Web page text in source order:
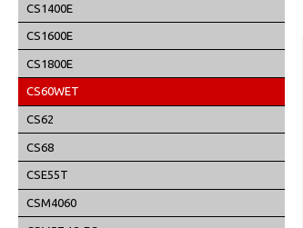
CS1400E
CS1600E
CS1800E
CS60WET
CS62
CS68
CSE55T
CSM4060